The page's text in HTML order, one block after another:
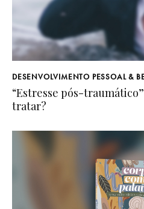
DESENVOLVIMENTO PESSOAL &
“Estresse pós-
tratar?